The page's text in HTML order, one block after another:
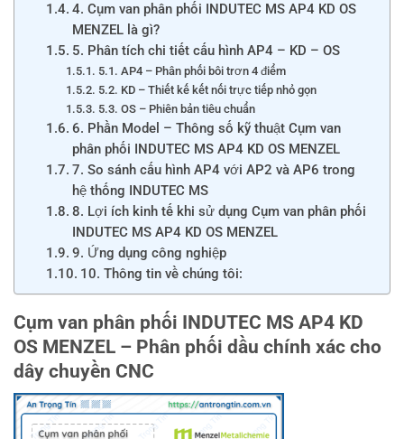
4. Cụm van phân phối INDUTEC MS AP4 KD OS
MENZEL là gì?
5. Phân tích chi tiết cấu hình AP4 – KD – OS
5.1. AP4 – Phân phối bôi trơn 4 điểm
5.2. KD – Thiết kế kết nối trực tiếp nhỏ gọn
5.3. OS – Phiên bản tiêu chuẩn
6. Phần Model – Thông số kỹ thuật Cụm van
phân phối INDUTEC MS AP4 KD OS MENZEL
7. So sánh cấu hình AP4 với AP2 và AP6 trong
hệ thống INDUTEC MS
8. Lợi ích kinh tế khi sử dụng Cụm van phân phối
INDUTEC MS AP4 KD OS MENZEL
9. Ứng dụng công nghiệp
10. Thông tin về chúng tôi:
Cụm van phân phối INDUTEC MS AP4 KD
OS MENZEL – Phân phối dầu chính xác cho
dây chuyền CNC